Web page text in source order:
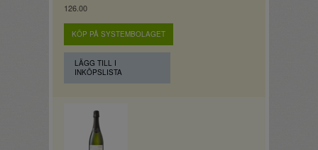
126.00
KÖP PÅ SYSTEMBOLAGET
LÄGG TILL I
INKÖPSLISTA